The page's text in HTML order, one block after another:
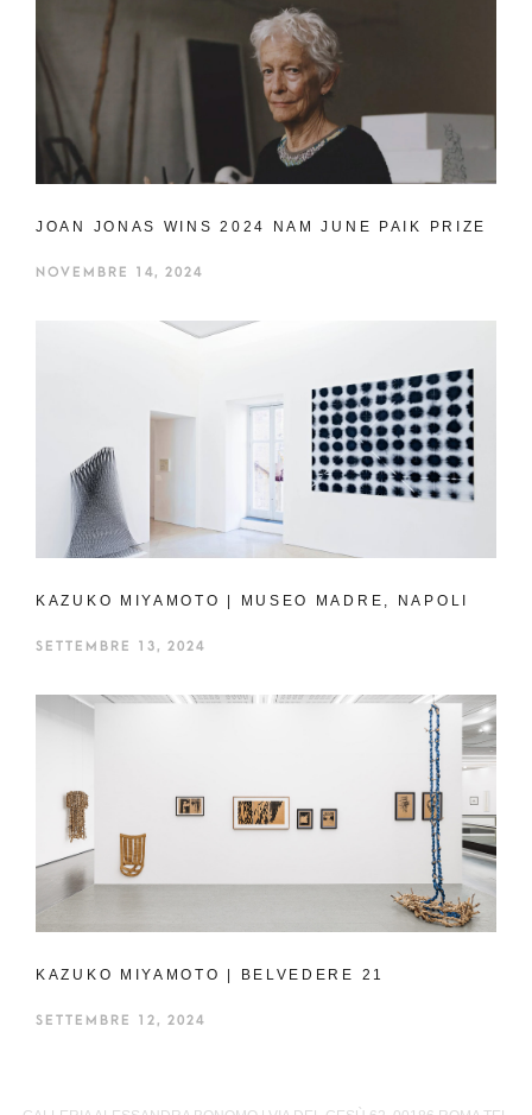
JOAN JONAS WINS 2024 NAM JUNE PAIK PRIZE
NOVEMBRE 14, 2024
KAZUKO MIYAMOTO | MUSEO MADRE, NAPOLI
SETTEMBRE 13, 2024
KAZUKO MIYAMOTO | BELVEDERE 21
SETTEMBRE 12, 2024